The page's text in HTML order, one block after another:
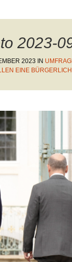
2023-
2023 IN
EINE